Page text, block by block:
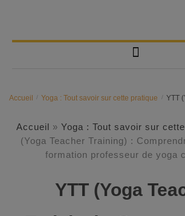
Accueil / Yoga : Tout savoir sur cette pratique / YTT (Yoga
Accueil » Yoga : Tout savoir sur
(Yoga Teacher Training) :
formation professeur de yoga
YTT (Yoga